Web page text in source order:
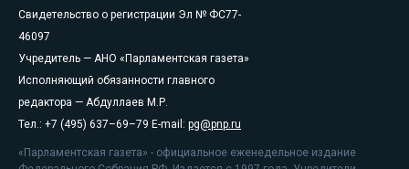
Свидетельство о регистрации Эл № ФС77-
46097
Учредитель — АНО «Парламентская газета»
Исполняющий обязанности главного
редактора — Абдуллаев М.Р.
Тел.: +7 (495) 637–69–79 E-mail: pg@pnp.ru
«Парламентская газета» - официальное еженедельное издание